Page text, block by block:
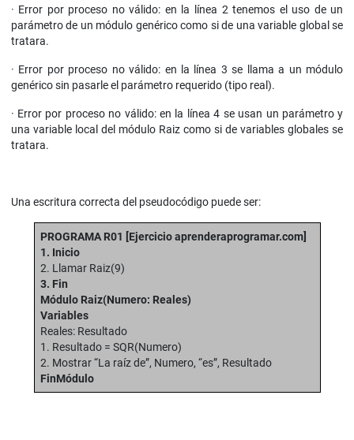
· Error por proceso no válido: en la línea 2 tenemos el uso de un
parámetro de un módulo genérico como si de una variable global se
tratara.
· Error por proceso no válido: en la línea 3 se llama a un módulo
genérico sin pasarle el parámetro requerido (tipo real).
· Error por proceso no válido: en la línea 4 se usan un parámetro y
una variable local del módulo Raiz como si de variables globales se
tratara.
Una escritura correcta del pseudocódigo puede ser:
PROGRAMA R01 [Ejercicio aprenderaprogramar.com]
1. Inicio
2. Llamar Raiz(9)
3. Fin
Módulo Raiz(Numero: Reales)
Variables
Reales: Resultado
1. Resultado = SQR(Numero)
2. Mostrar “La raíz de”, Numero, “es”, Resultado
FinMódulo